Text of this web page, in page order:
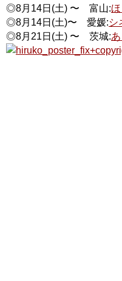
◎8月14日(土)︎︎ 〜 富山:
◎8月14日(土)︎︎〜 愛媛:シ
◎8月21日(土)︎︎ 〜 茨城: